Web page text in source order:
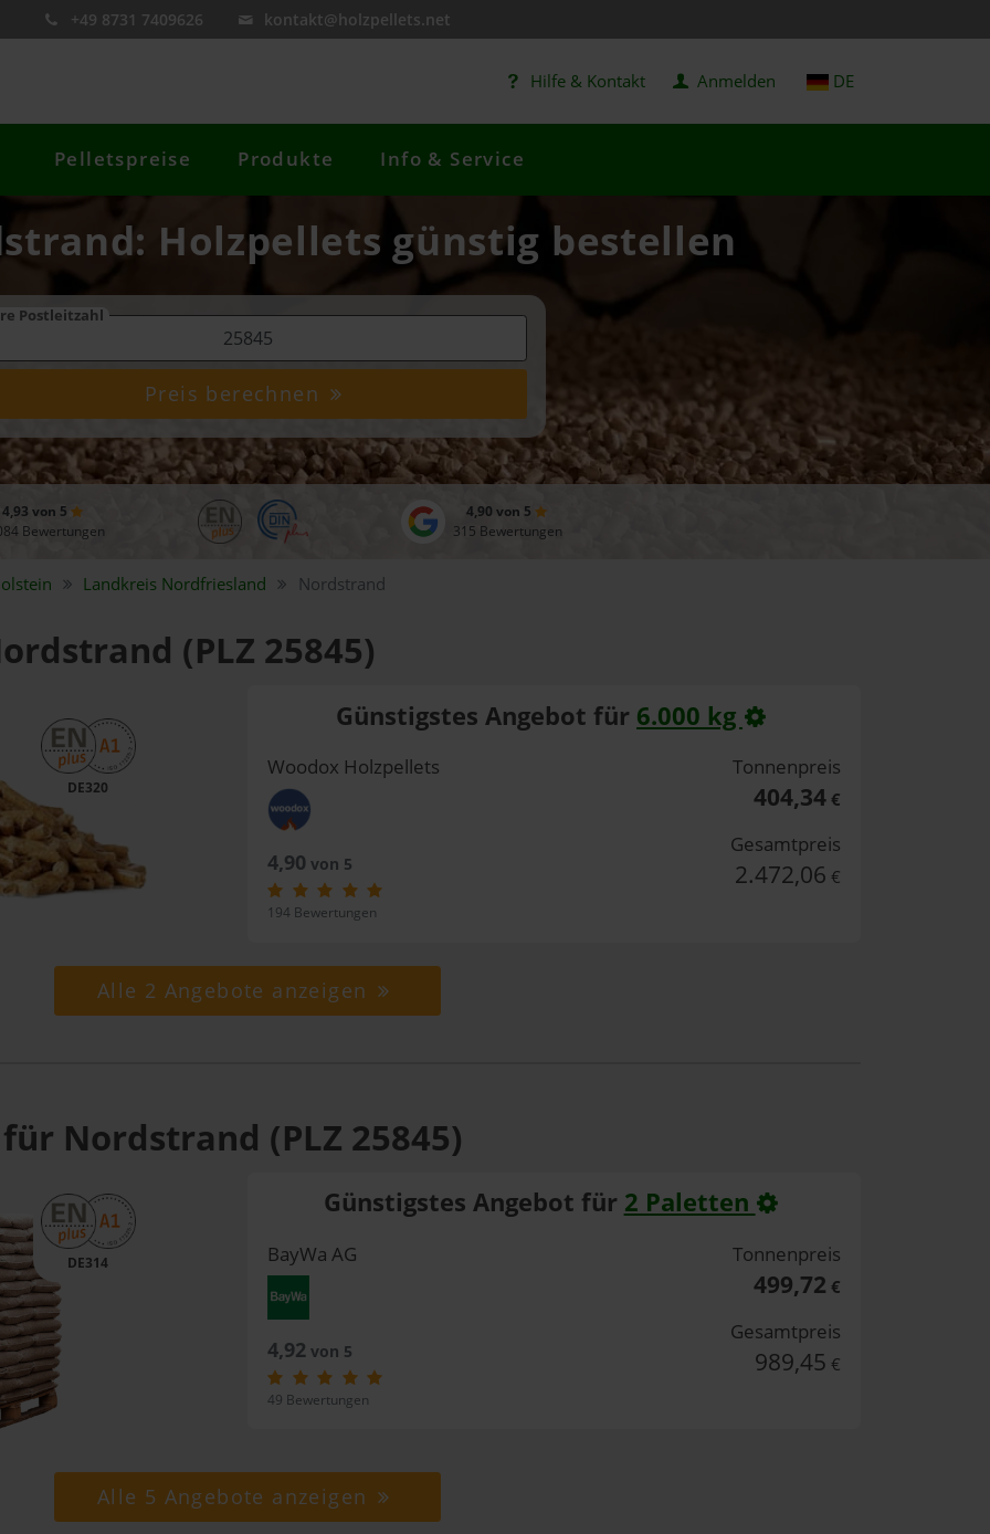
+49 8731 7409626 kontakt@holzpellets.net
Hilfe & Kontakt Anmelden DE
Pelletspreise Produkte Info & Service
Holzpellets günstig bestellen
Postleitzahl
Preis berechnen
4,93 von 5
Bewertungen
4,90 von 5
315 Bewertungen
Landkreis Nordfriesland Nordstrand
(PLZ 25845)
DE320
Günstigstes Angebot für 6.000 kg
Woodox Holzpellets
4,90 von 5
194 Bewertungen
Tonnenpreis
404,34€
Gesamtpreis
2.472,06 €
Alle 2 Angebote anzeigen
Nordstrand (PLZ 25845)
DE314
Günstigstes Angebot für 2 Paletten
BayWa AG
4,92von 5
49 Bewertungen
Tonnenpreis
499,72 €
Gesamtpreis
989,45 €
Alle 5 Angebote anzeigen